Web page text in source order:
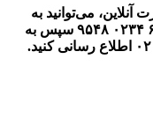
می‌توانید به
۰۲۳۴ ۹۵۴۸ سپس به